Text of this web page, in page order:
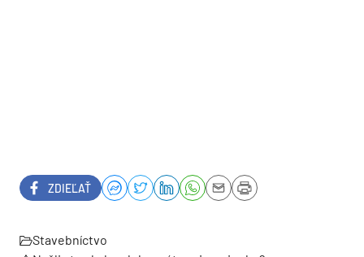
ZDIEĽAŤ
Stavebníctvo